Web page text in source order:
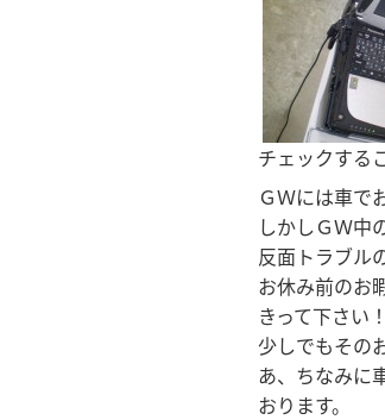
チェックする
ＧＷには車で
しかしＧＷ中
反面トラブル
お休み前のお
きって下さい！
少しでもその
あ、ちなみに
おります。